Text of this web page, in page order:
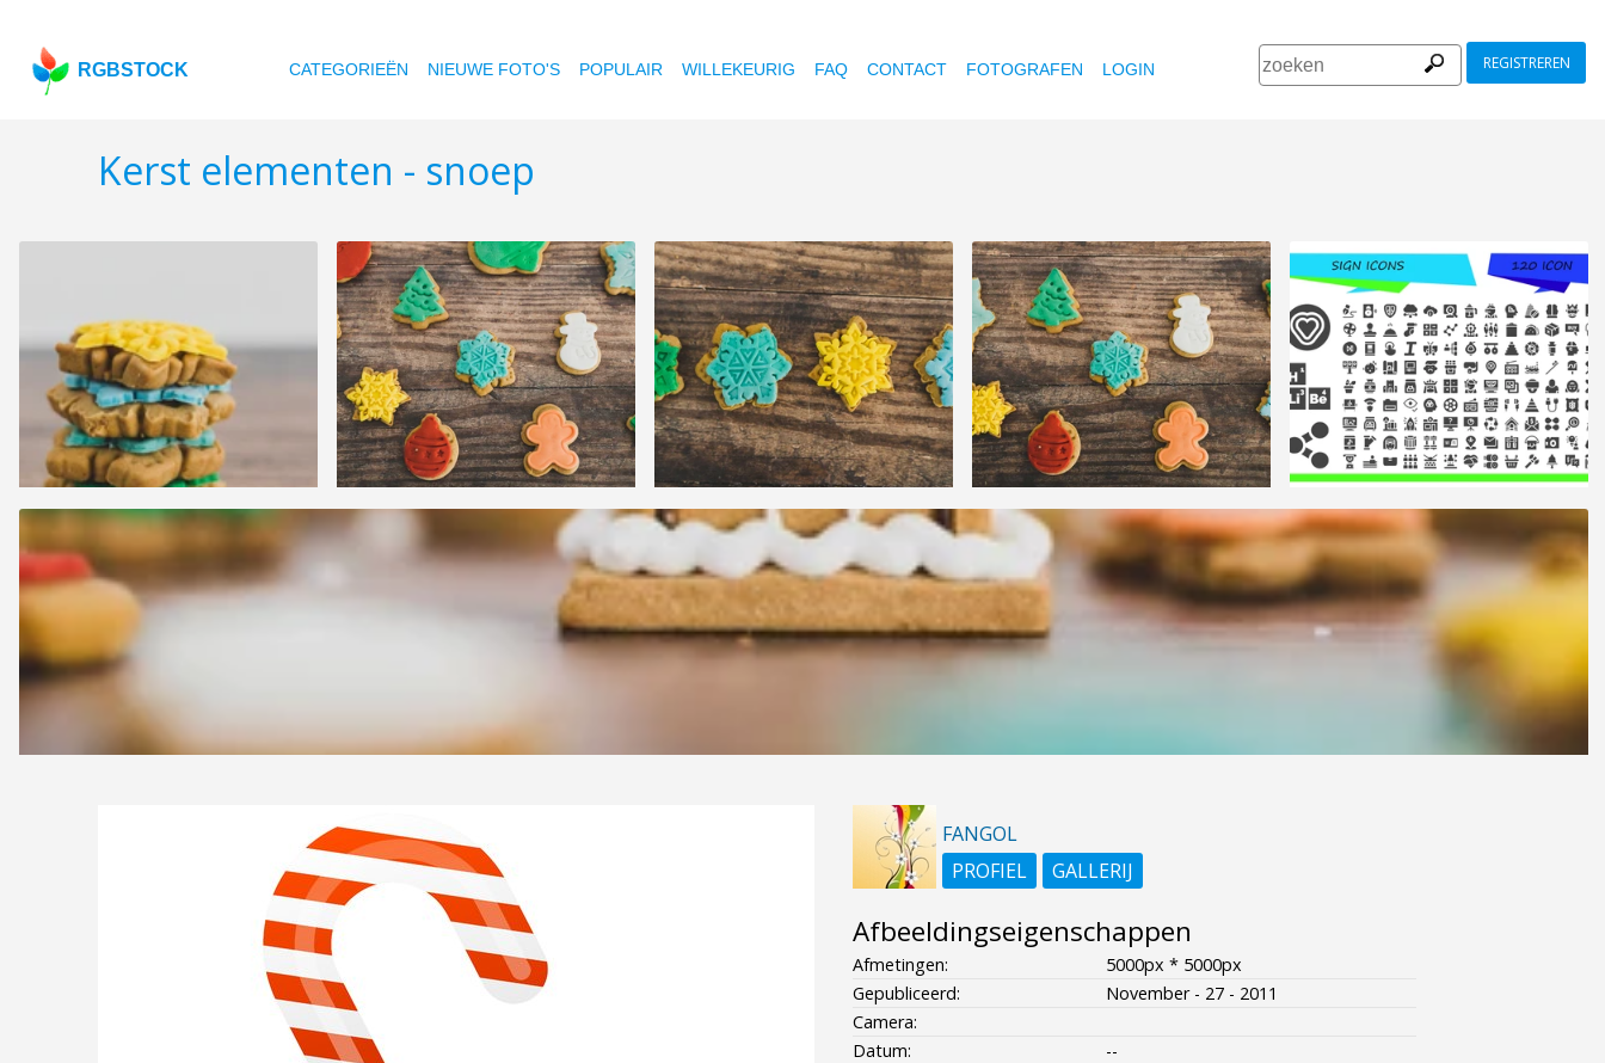
RGBSTOCK CATEGORIEËN NIEUWE FOTO'S POPULAIR WILLEKEURIG FAQ CONTACT FOTOGRAFEN LOGIN REGISTREREN
Kerst elementen - snoep
FANGOL
PROFIEL
GALLERIJ
Afbeeldingseigenschappen
Afmetingen:
5000px * 5000px
Gepubliceerd:
November - 27 - 2011
Camera:
Datum:
--